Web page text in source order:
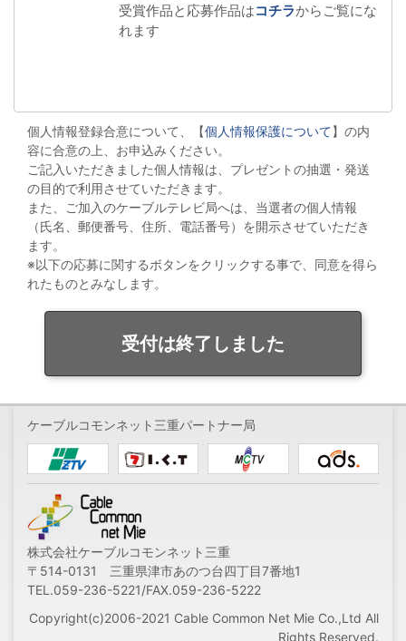
受賞作品と応募作品はコチラからご覧にな
れます
個人情報登録合意について、【個人情報保護について】の内
容に合意の上、お申込みください。
ご記入いただきました個人情報は、プレゼントの抽選・発送
の目的で利用させていただきます。
また、ご加入のケーブルテレビ局へは、当選者の個人情報
（氏名、郵便番号、住所、電話番号）を開示させていただき
ます。
※以下の応募に関するボタンをクリックする事で、同意を得ら
れたものとみなします。
受付は終了しました
ケーブルコモンネット三重パートナー局
株式会社ケーブルコモンネット三重
〒514-0131 三重県津市あのつ台四丁目7番地1
TEL.059-236-5221/FAX.059-236-5222
Copyright(c)2006-2021 Cable Common Net Mie Co.,Ltd All
Rights Reserved.